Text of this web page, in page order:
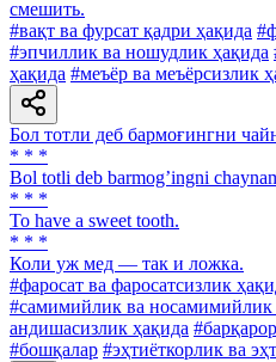
смешить.
#вақт ва фурсат қадри ҳақида
#эпчиллик ва ношудлик ҳақида
ҳақида #меъёр ва меъёрсизлик
Бол тотли деб бармоғингни
* * *
Bol totli deb barmogʼingni
* * *
To have a sweet tooth.
* * *
Коли уж мед — так и ложка.
#фаросат ва фаросатсизлик
#самимийлик ва носамимийлик
андишасизлик ҳақида
#бошқалар #эҳтиёткорлик ва